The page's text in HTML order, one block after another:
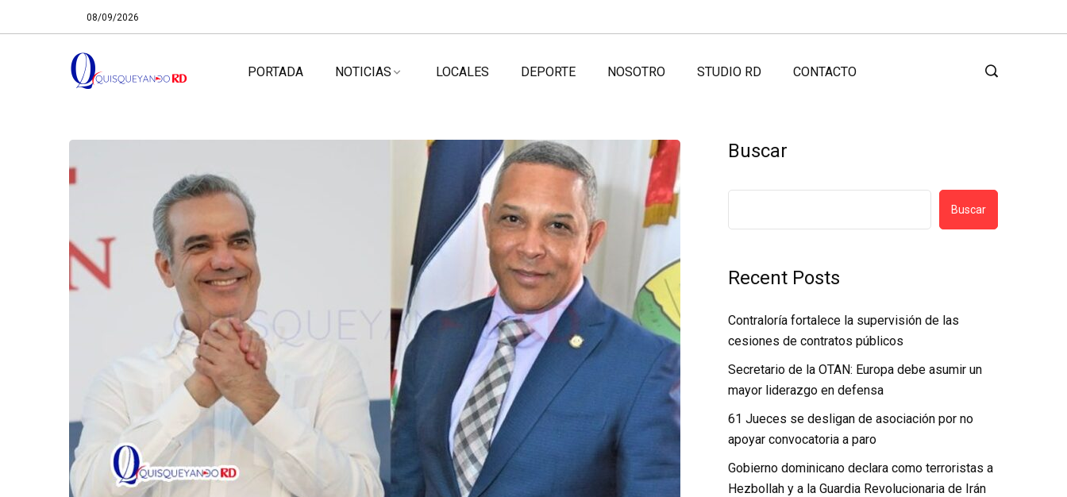
08/09/2026
PORTADA NOTICIAS LOCALES DEPORTE NOSOTRO STUDIO RD CONTACTO
Buscar
Buscar
Recent Posts
Contraloría fortalece la supervisión de las
cesiones de contratos públicos
Secretario de la OTAN: Europa debe asumir un
mayor liderazgo en defensa
61 Jueces se desligan de asociación por no
apoyar convocatoria a paro
Gobierno dominicano declara como terroristas a
Hezbollah y a la Guardia Revolucionaria de Irán